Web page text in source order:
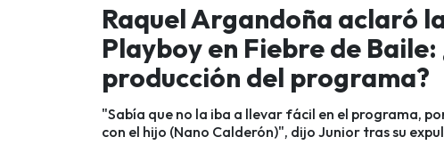
Raquel Argandoña aclaró
Playboy en Fiebre de
producción del programa?
"Sabía que no la iba a llevar fácil en el programa,
con el hijo (Nano Calderón)", dijo Junior tras su